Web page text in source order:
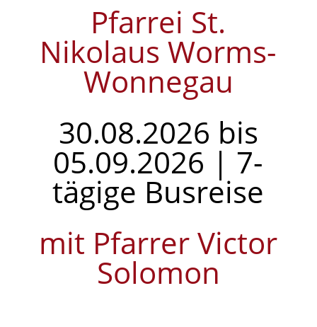
Pfarrei St.
Nikolaus Worms-
Wonnegau
30.08.2026 bis
05.09.2026 | 7-
tägige Busreise
mit Pfarrer Victor
Solomon